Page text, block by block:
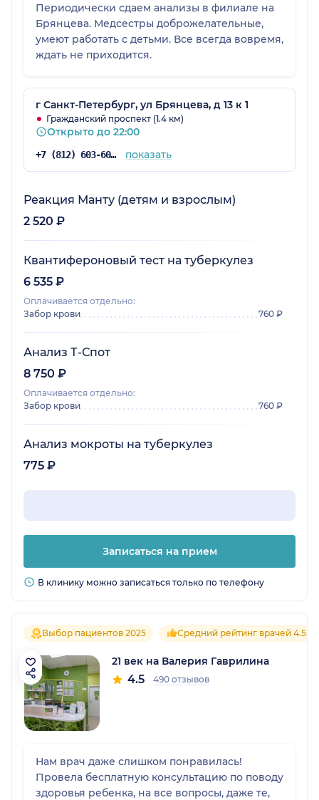
Периодически сдаем анализы в филиале на
Брянцева. Медсестры доброжелательные,
умеют работать с детьми. Все всегда вовремя,
ждать не приходится.
г Санкт-Петербург, ул Брянцева, д 13 к 1
Гражданский проспект (1.4 км)
Открыто до 22:00
+7 (812) 603-60-42 показать
Реакция Манту (детям и взрослым)
2 520 ₽
Квантифероновый тест на туберкулез
6 535 ₽
Оплачивается отдельно:
Забор крови
760 ₽
Анализ Т-Спот
8 750 ₽
Оплачивается отдельно:
Забор крови
760 ₽
Анализ мокроты на туберкулез
775 ₽
Записаться на прием
В клинику можно записаться только по телефону
Выбор пациентов 2025 Средний рейтинг врачей 4.5
21 век на Валерия Гаврилина
4.5 490 отзывов
Нам врач даже слишком понравилась!
Провела бесплатную консультацию по поводу
здоровья ребенка, на все вопросы, даже те,